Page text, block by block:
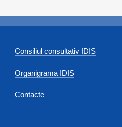
Consiliul consultativ IDIS
Organigrama IDIS
Contacte